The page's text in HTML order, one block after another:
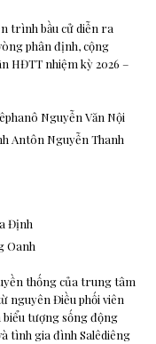
trình bầu cử diễn ra
phân định, cộng
HĐTT nhiệm kỳ 2026 –
Nguyễn Văn Nội
Antôn Nguyễn Thanh
Định
Oanh
thống của trung tâm
nguyên Điều phối viên
biểu tượng sống động
tình gia đình Salêdiêng